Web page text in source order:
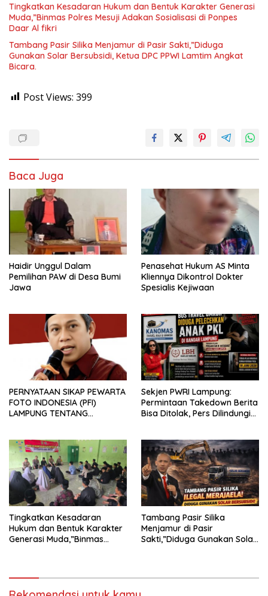
Tingkatkan Kesadaran Hukum dan Bentuk Karakter Generasi
Muda,”Binmas Polres Mesuji Adakan Sosialisasi di Ponpes
Daar Al fikri
Tambang Pasir Silika Menjamur di Pasir Sakti,”Diduga
Gunakan Solar Bersubsidi, Ketua DPC PPWI Lamtim Angkat
Bicara.
Post Views: 399
Baca Juga
Haidir Unggul Dalam
Pemilihan PAW di Desa Bumi
Jawa
Penasehat Hukum AS Minta
Kliennya Dikontrol Dokter
Spesialis Kejiwaan
PERNYATAAN SIKAP PEWARTA
FOTO INDONESIA (PFI)
LAMPUNG TENTANG
TERHADAP JURNALIS DI
PENGADILAN NEGERI
TANJUNG KARANG.
Sekjen PWRI Lampung:
Permintaan Takedown Berita
Bisa Ditolak, Pers Dilindungi
Tingkatkan Kesadaran
Hukum dan Bentuk Karakter
Generasi Muda,”Binmas
Tambang Pasir Silika
Menjamur di Pasir
Sakti,”Diduga Gunakan Solar